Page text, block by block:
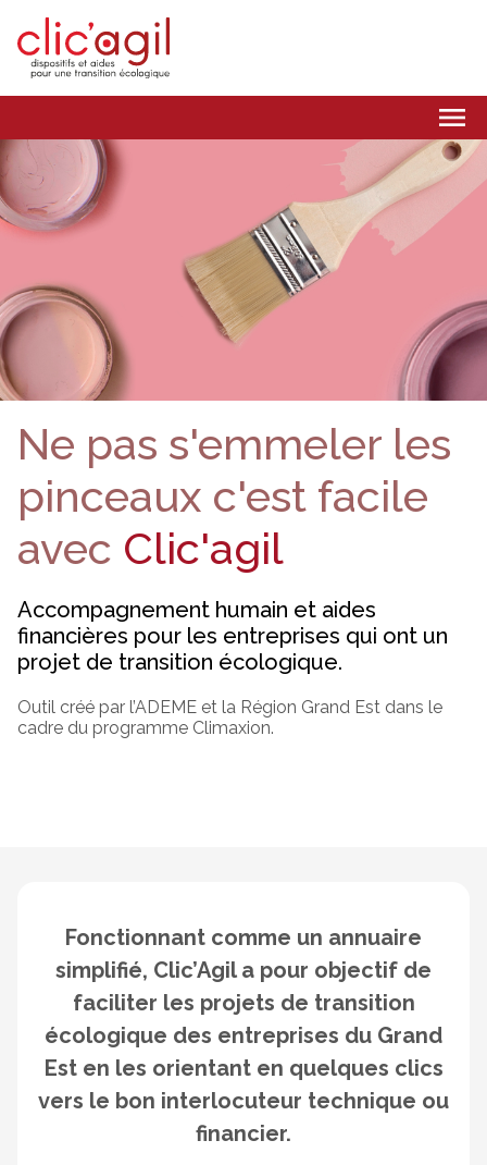
menu
Ne pas s'emmeler les
pinceaux c'est facile
avec Clic'agil
Accompagnement humain et aides
financières pour les entreprises qui ont un
projet de transition écologique.
Outil créé par l’ADEME et la Région Grand Est dans le
cadre du programme Climaxion.
Ne pas perdre le fil
c'est facile avec
Clic'agil
Accompagnement humain et aides
financières pour les entreprises qui ont un
projet de transition écologique.
Outil créé par l’ADEME et la Région Grand Est dans le
cadre du programme Climaxion.
Fonctionnant comme un annuaire
simplifié, Clic’Agil a pour objectif de
faciliter les projets de transition
écologique des entreprises du Grand
Est en les orientant en quelques clics
vers le bon interlocuteur technique ou
financier.